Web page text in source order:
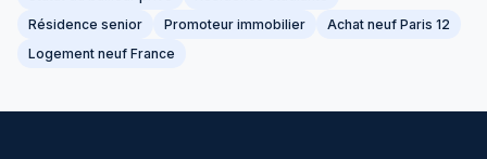
Résidence senior
Promoteur immobilier
Achat neuf Paris 12
Logement neuf France